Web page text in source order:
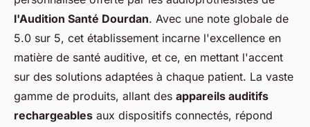
l'Audition Santé Dourdan. Avec une note globale de
5.0 sur 5, cet établissement incarne l'excellence en
matière de santé auditive, et ce, en mettant l'accent
sur des solutions adaptées à chaque patient. La vaste
gamme de produits, allant des appareils auditifs
rechargeables aux dispositifs connectés, répond